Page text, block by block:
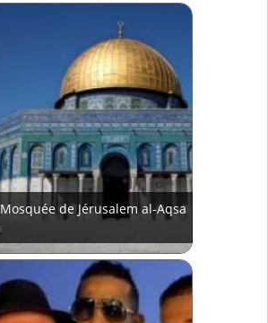
Mosquée de Jérusalem al-Aqsa